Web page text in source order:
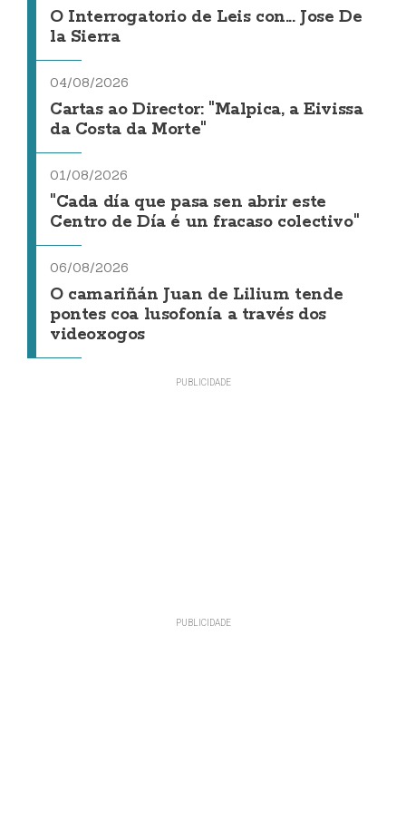
O Interrogatorio de Leis con... Jose De
la Sierra
04/08/2026
Cartas ao Director: "Malpica, a Eivissa
da Costa da Morte"
01/08/2026
"Cada día que pasa sen abrir este
Centro de Día é un fracaso colectivo"
06/08/2026
O camariñán Juan de Lilium tende
pontes coa lusofonía a través dos
videoxogos